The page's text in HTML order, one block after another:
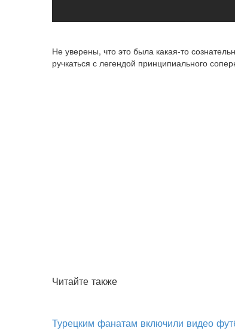
Не уверены, что это была какая-то
ручкаться с легендой принципиального
Читайте также
Турецким фанатам включили видео